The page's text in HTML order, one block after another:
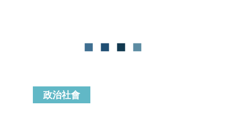
政治社會